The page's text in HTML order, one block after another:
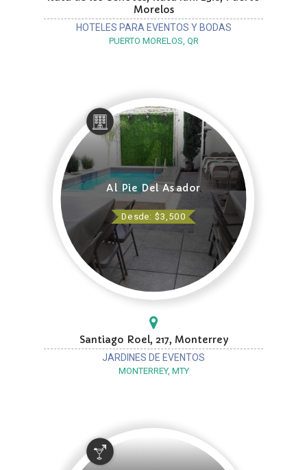
Morelos
HOTELES PARA EVENTOS Y BODAS
PUERTO MORELOS, QR
Al Pie Del Asador
Desde: $3,500
Santiago Roel, 217, Monterrey
JARDINES DE EVENTOS
MONTERREY, MTY